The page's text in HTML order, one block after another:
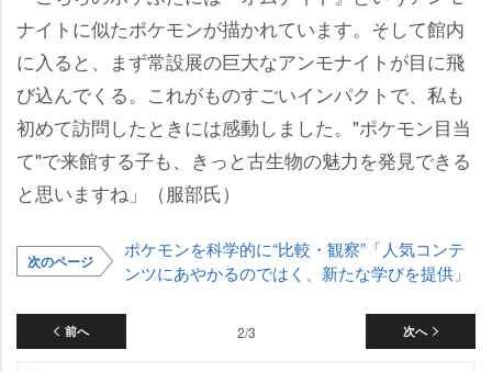
ナイトに似たポケモンが描かれています。そして館内
に入ると、まず常設展の巨大なアンモナイトが目に飛
び込んでくる。これがものすごいインパクトで、私も
初めて訪問したときには感動しました。"ポケモン目当
て"で来館する子も、きっと古生物の魅力を発見できる
と思いますね」（服部氏）
次のページ
ポケモンを科学的に“比較・観察”「人気コンテ
ンツにあやかるのではく、新たな学びを提供」
前へ 次へ
2/3